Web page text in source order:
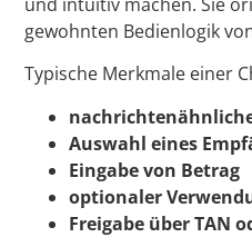
gewohnten Bedienlogik
Typische Merkmale einer
Auswahl eines
Eingabe von Betrag
optionaler
Freigabe über TAN